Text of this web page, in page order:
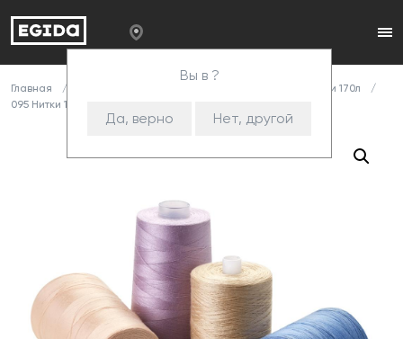
Вы в ?
Да, верно Нет, другой
Главная
Нитки 170л
095 Нитки 170л/2000 св.коричневый